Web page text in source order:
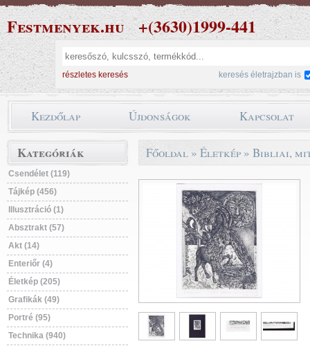
Festmenyek.hu +(3630)1999-441
részletes keresés keresés életrajzban is
Kezdőlap Újdonságok Kapcsolat
Kategóriák
Csendélet (119)
Tájkép (456)
Illusztráció (1)
Absztrakt (57)
Akt (14)
Enteriőr (4)
Életkép (205)
Grafikák (49)
Portré (95)
Technika (940)
Főoldal » Életkép » Bibliai,